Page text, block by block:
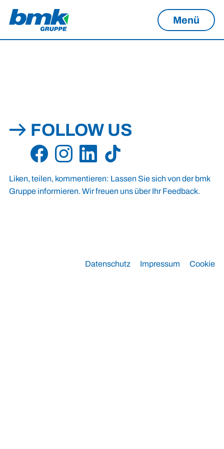
Menü
FOLLOW US
Liken, teilen, kommentieren: Lassen Sie sich von der bmk
Gruppe informieren. Wir freuen uns über Ihr Feedback.
Datenschutz Impressum Cookie